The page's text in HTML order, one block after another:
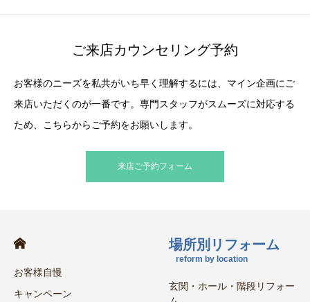
ご来店カウンセリング予約
お客様のニーズを私共がいち早く理解するには、マイン企画にご
来店いただくのが一番です。専門スタッフがスムーズに対応する
ため、こちらからご予約をお願いします。
来店ご予約フォーム
お客様自慢
キャンペーン
場所別リフォーム
reform by location
玄関・ホール・階段リフォー